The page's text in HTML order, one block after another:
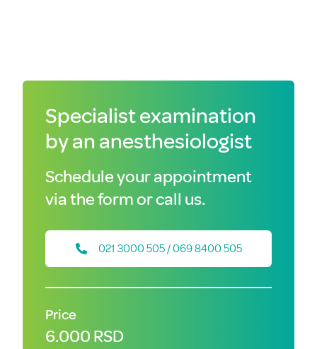
Specialist examination
by an anesthesiologist
Schedule your appointment
via the form or call us.
021 3000 505 / 069 8400 505
Price
6.000 RSD